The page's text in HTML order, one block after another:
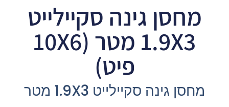
מחסן גינה סקיילייט
1.9X3 מטר (10X6
פיט)
מחסן גינה סקיילייט 1.9X3 מטר